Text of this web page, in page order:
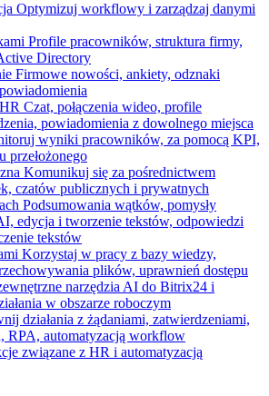
Optymizuj workflowy i zarządzaj danymi
Profile pracowników, struktura firmy,
Directory
Firmowe nowości, ankiety, odznaki
Czat, połączenia wideo, profile
powiadomienia z dowolnego miejsca
wyniki pracowników, za pomocą KPI,
przełożonego
Komunikuj się za pośrednictwem
czatów publicznych i prywatnych
Podsumowania wątków, pomysły
edycja i tworzenie tekstów, odpowiedzi
tekstów
Korzystaj w pracy z bazy wiedzy,
plików, uprawnień dostępu
narzędzia AI do Bitrix24 i
w obszarze roboczym
działania z żądaniami, zatwierdzeniami,
RPA, automatyzacją workflow
związane z HR i automatyzacją